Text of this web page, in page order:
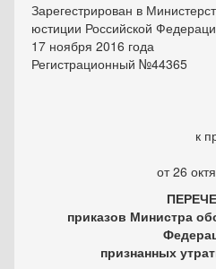
Зарегестрирован в
юстиции Российской
17 ноября 2016 года
Регистрационный №44365
к
от 26
приказов Министра
признанных